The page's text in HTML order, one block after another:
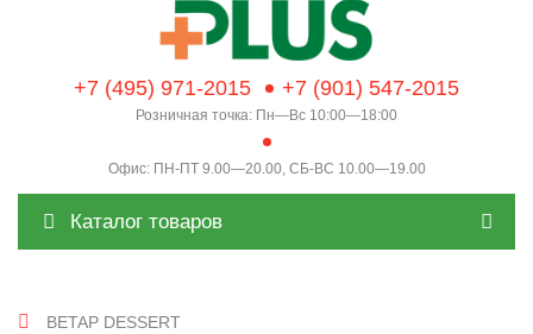
+7 (495) 971-2015 +7 (901) 547-2015
Розничная точка: Пн—Вс 10:00—18:00
Офис: ПН-ПТ 9.00—20.00, СБ-ВС 10.00—19.00
Каталог товаров
BETAP DESSERT